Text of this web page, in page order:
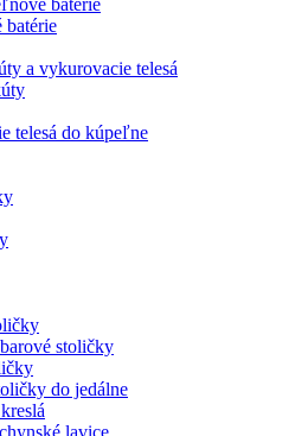
a vykurovacie telesá
telesá do kúpeľne
stoličky
do jedálne
lavice